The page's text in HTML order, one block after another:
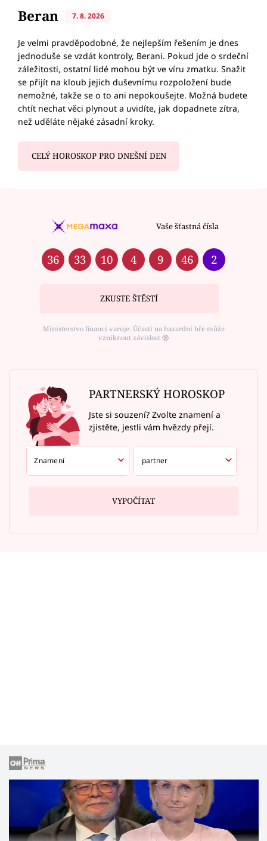
Beran 7. 8. 2026
Je velmi pravděpodobné, že nejlepším řešením je dnes
jednoduše se vzdát kontroly, Berani. Pokud jde o srdeční
záležitosti, ostatní lidé mohou být ve víru zmatku. Snažit
se přijít na kloub jejich duševnímu rozpoložení bude
nemožné, takže se o to ani nepokoušejte. Možná budete
chtít nechat věci plynout a uvidíte, jak dopadnete zítra,
než uděláte nějaké zásadní kroky.
CELÝ HOROSKOP PRO DNEŠNÍ DEN
Vaše šťastná čísla
36 33 10 4 9 46 2
ZKUSTE ŠTĚSTÍ
Ministerstvo financí varuje: Účastí na hazardní hře může
vzniknout závislost ⑱
PARTNERSKÝ HOROSKOP
Jste si souzení? Zvolte znamení a
zjistěte, jestli vám hvězdy přejí.
VYPOČÍTAT